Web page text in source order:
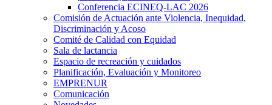
Conferencia ECINEQ-LAC 2026
Comisión de Actuación ante Violencia, Inequidad,
Discriminación y Acoso
Comité de Calidad con Equidad
Sala de lactancia
Espacio de recreación y cuidados
Planificación, Evaluación y Monitoreo
EMPRENUR
Comunicación